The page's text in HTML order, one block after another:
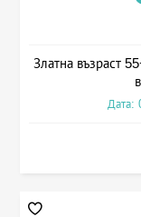
Златна възраст
Дата: